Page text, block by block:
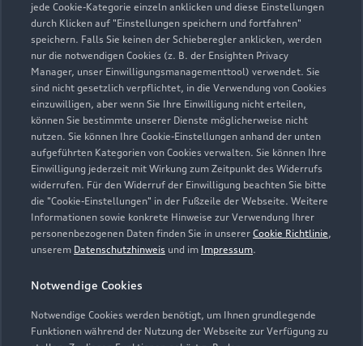
jede Cookie-Kategorie einzeln anklicken und diese Einstellungen
durch Klicken auf "Einstellungen speichern und fortfahren"
speichern. Falls Sie keinen der Schieberegler anklicken, werden
nur die notwendigen Cookies (z. B. der Ensighten Privacy
Manager, unser Einwilligungsmanagementtool) verwendet. Sie
sind nicht gesetzlich verpflichtet, in die Verwendung von Cookies
einzuwilligen, aber wenn Sie Ihre Einwilligung nicht erteilen,
können Sie bestimmte unserer Dienste möglicherweise nicht
nutzen. Sie können Ihre Cookie-Einstellungen anhand der unten
aufgeführten Kategorien von Cookies verwalten. Sie können Ihre
Einwilligung jederzeit mit Wirkung zum Zeitpunkt des Widerrufs
widerrufen. Für den Widerruf der Einwilligung beachten Sie bitte
die "Cookie-Einstellungen" in der Fußzeile der Webseite. Weitere
Informationen sowie konkrete Hinweise zur Verwendung Ihrer
personenbezogenen Daten finden Sie in unserer Cookie Richtlinie,
unserem Datenschutzhinweis und im Impressum.
Notwendige Cookies
Notwendige Cookies werden benötigt, um Ihnen grundlegende
Funktionen während der Nutzung der Webseite zur Verfügung zu
info@wentorf-schenkhut.de
Kontaktdaten herunterladen
Öffnungszeiten
Verkauf
Geschlossen,öffnet amMontag 09:00
Geschlossen,öffnet am